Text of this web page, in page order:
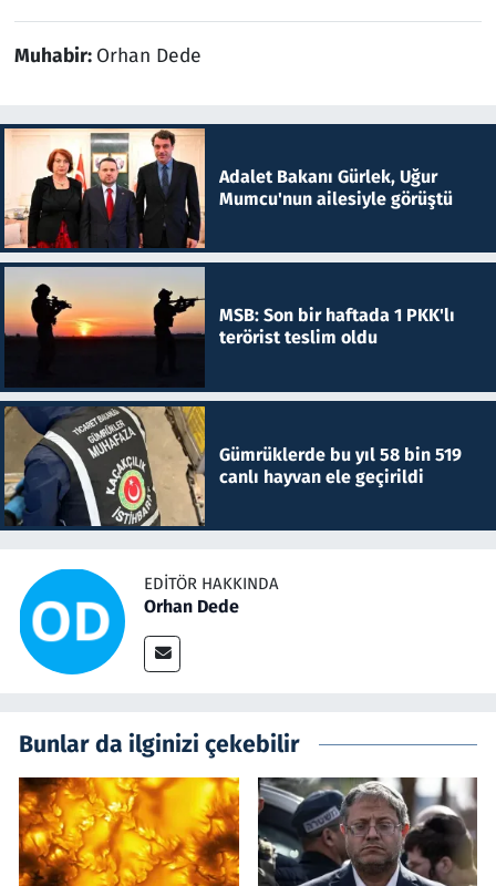
Muhabir: Orhan Dede
Adalet Bakanı Gürlek, Uğur
Mumcu'nun ailesiyle görüştü
MSB: Son bir haftada 1 PKK'lı
terörist teslim oldu
Gümrüklerde bu yıl 58 bin 519
canlı hayvan ele geçirildi
EDITÖR HAKKINDA
Orhan Dede
Bunlar da ilginizi çekebilir